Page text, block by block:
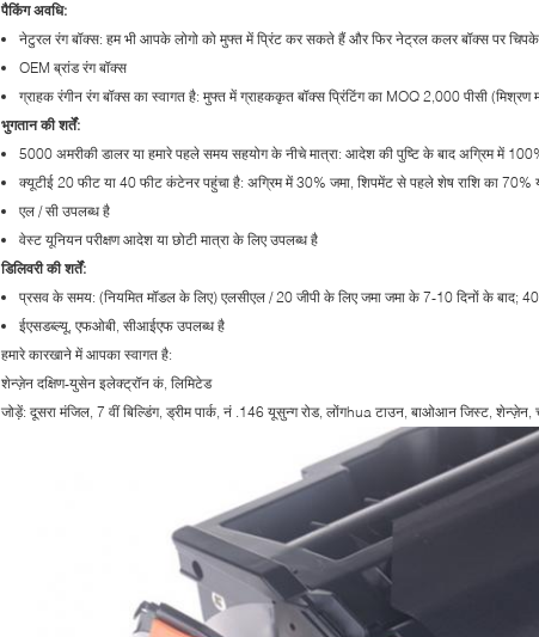
पैकिंग अवधि:
नेटुरल रंग बॉक्स: हम भी आपके लोगो को मुफ्त में प्रिंट कर सकते हैं और फिर नेट्रल कलर बॉक्स पर
OEM ब्रांड रंग बॉक्स
ग्राहक रंगीन रंग बॉक्स का स्वागत है: मुफ्त में ग्राहककृत बॉक्स प्रिंटिंग का MOQ 2,000 पीसी (मिश्रण
भुगतान की शर्तें:
5000 अमरीकी डालर या हमारे पहले समय सहयोग के नीचे मात्रा: आदेश की पुष्टि के बाद अग्रिम में
क्यूटीई 20 फीट या 40 फीट कंटेनर पहुंचा है: अग्रिम में 30% जमा, शिपमेंट से पहले शेष राशि का 70%
एल / सी उपलब्ध है
वेस्ट यूनियन परीक्षण आदेश या छोटी मात्रा के लिए उपलब्ध है
डिलिवरी की शर्तें:
प्रसव के समय: (नियमित मॉडल के लिए) एलसीएल / 20 जीपी के लिए जमा जमा के 7-10 दिनों के बाद;
ईएसडब्ल्यू, एफओबी, सीआईएफ उपलब्ध है
हमारे कारखाने में आपका स्वागत है:
शेन्ज़ेन दक्षिण-युसेन इलेक्ट्रॉन कं, लिमिटेड
जोड़ें: दूसरा मंजिल, 7 वीं बिल्डिंग, ड्रीम पार्क, नं .146 यूसुन्ग रोड, लोंगhua टाउन, बाओआन जिस्ट, शेन्ज़ेन,